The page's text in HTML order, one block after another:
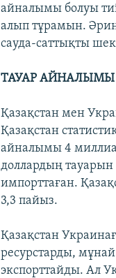
айналымы болуы
алып тұрамын.
сауда-саттықты
ТАУАР АЙНАЛЫМЫ
Қазақстан мен
Қазақстан
айналымы 4
доллардың
импорттаған.
3,3 пайыз.
Қазақстан
ресурстарды,
экспорттайды. Ал